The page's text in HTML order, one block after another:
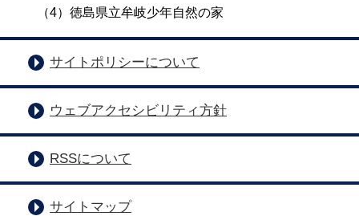
（4）徳島県立牟岐少年自然の家
サイトポリシーについて
ウェブアクセシビリティ方針
RSSについて
サイトマップ